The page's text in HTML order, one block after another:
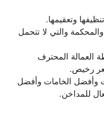
وتعقيمها.
والتي لا تتحمل
العمالة المحترف
رخيص.
وأفضل الخامات وأفضل
للمداخن.